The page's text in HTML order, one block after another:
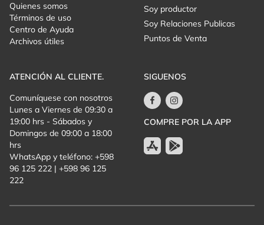
Quienes somos
Términos de uso
Centro de Ayuda
Archivos útiles
Soy productor
Soy Relaciones Publicas
Puntos de Venta
ATENCIÓN AL CLIENTE.
Comuníquese con nosotros
Lunes a Viernes de 09:30 a
19:00 hrs - Sábados y
Domingos de 09:00 a 18:00
hrs
WhatsApp y teléfono: +598
96 125 222 | +598 96 125
222
SIGUENOS
COMPRE POR LA APP